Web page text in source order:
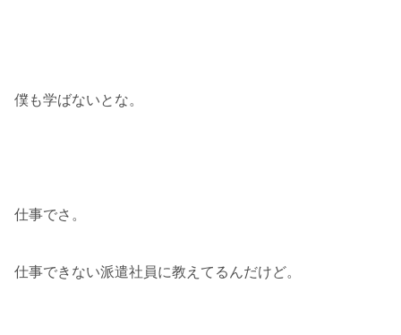
僕も学ばないとな。
仕事でさ。
仕事できない派遣社員に教えてるんだけど。